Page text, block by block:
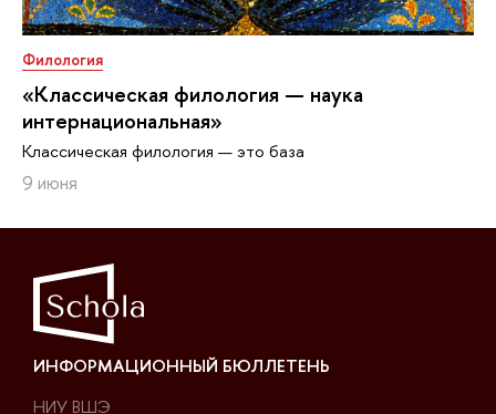
Филология
«Классическая филология — наука
интернациональная»
Классическая филология — это база
9 июня
ИНФОРМАЦИОННЫЙ БЮЛЛЕТЕНЬ
НИУ ВШЭ